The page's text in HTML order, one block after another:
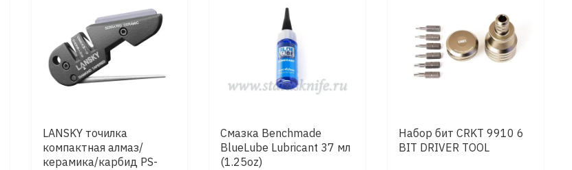
LANSKY точилка
компактная алмаз/
керамика/карбид PS-
Смазка Benchmade
BlueLube Lubricant 37 мл
(1.25oz)
Набор бит CRKT 9910 6
BIT DRIVER TOOL